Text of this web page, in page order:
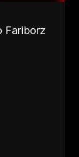
Fariborz